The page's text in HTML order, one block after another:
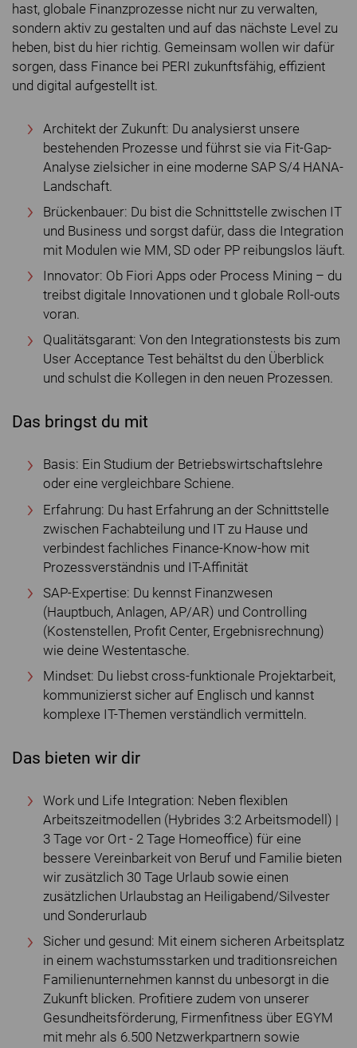
hast, globale Finanzprozesse nicht nur zu verwalten,
sondern aktiv zu gestalten und auf das nächste Level zu
heben, bist du hier richtig. Gemeinsam wollen wir dafür
sorgen, dass Finance bei PERI zukunftsfähig, effizient
und digital aufgestellt ist.
Architekt der Zukunft: Du analysierst unsere
bestehenden Prozesse und führst sie via Fit-Gap-
Analyse zielsicher in eine moderne SAP S/4 HANA-
Landschaft.
Brückenbauer: Du bist die Schnittstelle zwischen IT
und Business und sorgst dafür, dass die Integration
mit Modulen wie MM, SD oder PP reibungslos läuft.
Innovator: Ob Fiori Apps oder Process Mining – du
treibst digitale Innovationen und t globale Roll-outs
voran.
Qualitätsgarant: Von den Integrationstests bis zum
User Acceptance Test behältst du den Überblick
und schulst die Kollegen in den neuen Prozessen.
Das bringst du mit
Basis: Ein Studium der Betriebswirtschaftslehre
oder eine vergleichbare Schiene.
Erfahrung: Du hast Erfahrung an der Schnittstelle
zwischen Fachabteilung und IT zu Hause und
verbindest fachliches Finance-Know-how mit
Prozessverständnis und IT-Affinität
SAP-Expertise: Du kennst Finanzwesen
(Hauptbuch, Anlagen, AP/AR) und Controlling
(Kostenstellen, Profit Center, Ergebnisrechnung)
wie deine Westentasche.
Mindset: Du liebst cross-funktionale Projektarbeit,
kommunizierst sicher auf Englisch und kannst
komplexe IT-Themen verständlich vermitteln.
Das bieten wir dir
Work und Life Integration: Neben flexiblen
Arbeitszeitmodellen (Hybrides 3:2 Arbeitsmodell) |
3 Tage vor Ort - 2 Tage Homeoffice) für eine
bessere Vereinbarkeit von Beruf und Familie bieten
wir zusätzlich 30 Tage Urlaub sowie einen
zusätzlichen Urlaubstag an Heiligabend/Silvester
und Sonderurlaub
Sicher und gesund: Mit einem sicheren Arbeitsplatz
in einem wachstumsstarken und traditionsreichen
Familienunternehmen kannst du unbesorgt in die
Zukunft blicken. Profitiere zudem von unserer
Gesundheitsförderung, Firmenfitness über EGYM
mit mehr als 6.500 Netzwerkpartnern sowie